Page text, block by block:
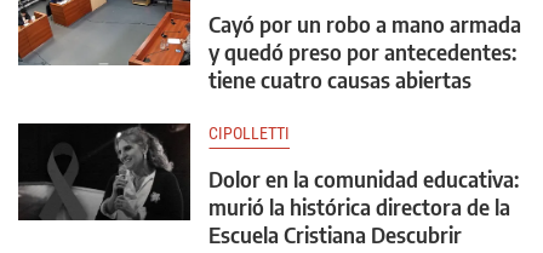
Cayó por un robo a mano armada
y quedó preso por antecedentes:
tiene cuatro causas abiertas
CIPOLLETTI
Dolor en la comunidad educativa:
murió la histórica directora de la
Escuela Cristiana Descubrir